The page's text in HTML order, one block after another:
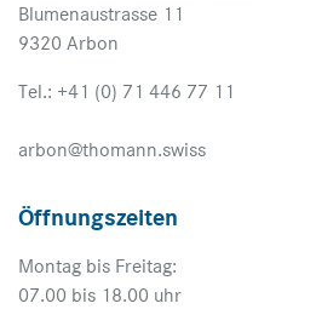
Blumenaustrasse 11
9320 Arbon
Tel.: +41 (0) 71 446 77 11
arbon@thomann.swiss
Öffnungszeiten
Montag bis Freitag:
07.00 bis 18.00 uhr